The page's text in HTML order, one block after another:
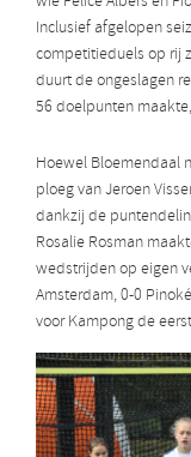
Inclusief afgelopen
competitieduels op rij
duurt de ongeslagen
56 doelpunten
Hoewel Bloemendaal
ploeg van Jeroen
dankzij de
Rosalie Rosman
wedstrijden op eigen
Amsterdam, 0-0
voor Kampong de